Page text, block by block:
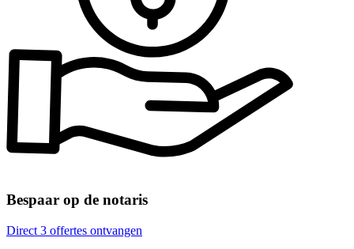
Bespaar op de notaris
Direct 3 offertes ontvangen